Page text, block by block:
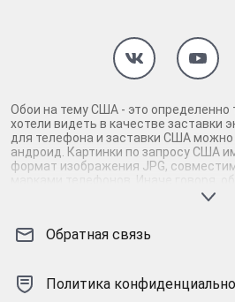
Обои на тему США - это определенно
хотели видеть в качестве заставки
для телефона и заставки США можно
андроид. Картинки по запросу США
формат изображения JPG,
марками телефонов. Иначе говоря,
высокого качества подойдут как
понравятся обои, если вы залипаете
коллекции. Наши заставки будут
выглядеть и займут в телефоне
Обратная связь
Политика